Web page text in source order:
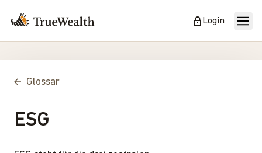
Login
Glossar
ESG